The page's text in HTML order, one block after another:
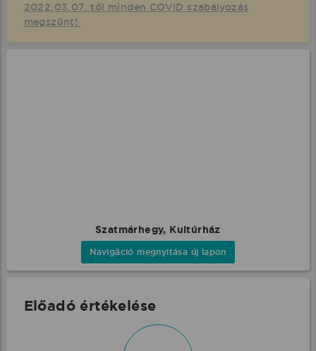
2022.03.07. től minden COVID szabályozás
megszűnt!
Szatmárhegy, Kultúrház
Navigáció megnyitása új lapon
Előadó értékelése